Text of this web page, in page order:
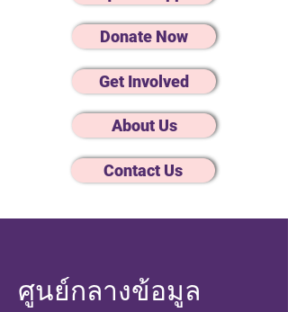
Donate Now
Get Involved
About Us
Contact Us
ศูนย์กลางข้อมูล